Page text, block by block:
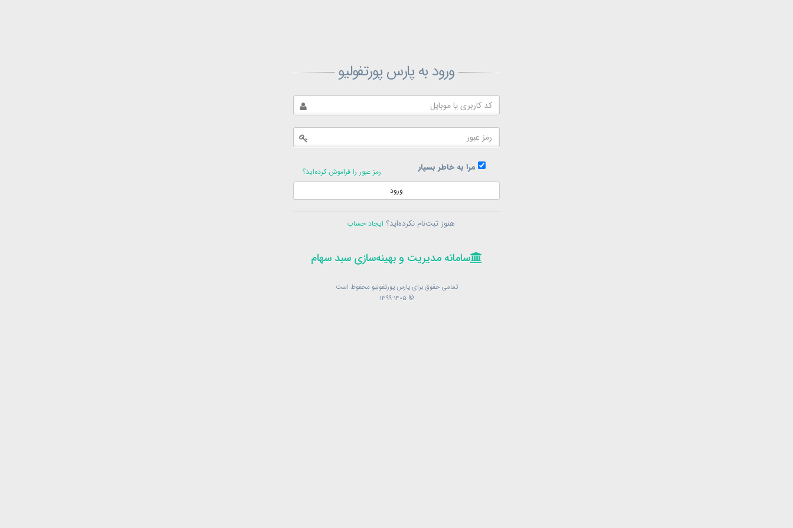
ورود به پارس پورتفولیو
مرا به خاطر بسپار
رمز عبور را فراموش کرده‌اید؟
ورود
هنوز ثبت‌نام نکرده‌اید؟ ایجاد حساب
سامانه مدیریت و بهینه‌سازی سبد سهام
تمامی حقوق برای پارس پورتفولیو محفوظ است
© 1399-1405
ثبت‌نام پارس پورتفولیو
ثبت‌نام
در حال حاضر عضو هستید؟فرم ورود
سامانه مدیریت و بهینه‌سازی سبد سهام
تمامی حقوق برای پارس پورتفولیو محفوظ است
© 1399-1405
بازیابی رمز پارس پورتفولیو
در حال حاضر عضو هستید؟
سامانه مدیریت و بهینه‌سازی سبد سهام
تمامی حقوق برای پارس پورتفولیو محفوظ است